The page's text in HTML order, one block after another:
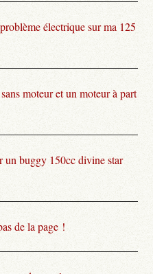
électrique sur ma 125
moteur et un moteur à part
un buggy 150cc divine star
de la page !